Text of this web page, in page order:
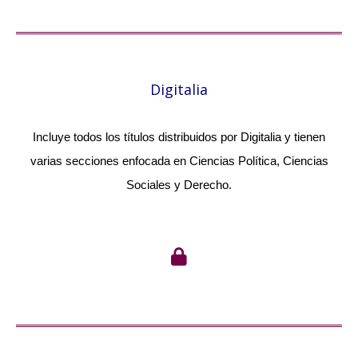
Digitalia
Incluye todos los títulos distribuidos por Digitalia y tienen
varias secciones enfocada en Ciencias Política, Ciencias
Sociales y Derecho.